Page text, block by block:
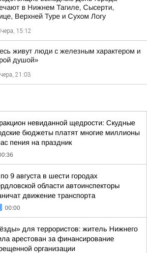
в Нижнем Тагиле, Сысерти,
Верхней Туре и Сухом Логу
15:12
живут люди с железным характером и
душой»
21:03
невиданной щедрости: Скудные
бюджеты платят многие миллионы
пения на праздник
9 августа в шести городах
области автоинспекторы
движение транспорта
00:00
для террористов: житель Нижнего
арестован за финансирование
организации